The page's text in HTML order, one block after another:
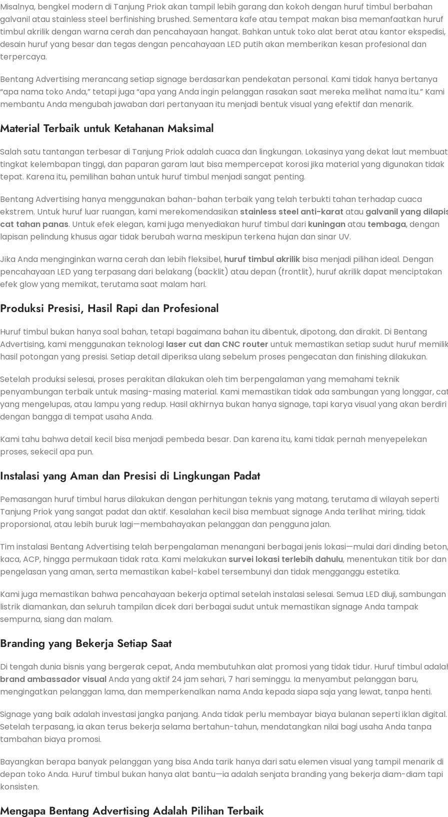
Misalnya, bengkel modern di Tanjung Priok akan tampil lebih garang dan kokoh dengan huruf timbul berbahan
galvanil atau stainless steel berfinishing brushed. Sementara kafe atau tempat makan bisa memanfaatkan huruf
timbul akrilik dengan warna cerah dan pencahayaan hangat. Bahkan untuk toko alat berat atau kantor ekspedisi,
desain huruf yang besar dan tegas dengan pencahayaan LED putih akan memberikan kesan profesional dan
terpercaya.
Bentang Advertising merancang setiap signage berdasarkan pendekatan personal. Kami tidak hanya bertanya
“apa nama toko Anda,” tetapi juga “apa yang Anda ingin pelanggan rasakan saat mereka melihat nama itu.” Kami
membantu Anda mengubah jawaban dari pertanyaan itu menjadi bentuk visual yang efektif dan menarik.
Material Terbaik untuk Ketahanan Maksimal
Salah satu tantangan terbesar di Tanjung Priok adalah cuaca dan lingkungan. Lokasinya yang dekat laut membuat
tingkat kelembapan tinggi, dan paparan garam laut bisa mempercepat korosi jika material yang digunakan tidak
tepat. Karena itu, pemilihan bahan untuk huruf timbul menjadi sangat penting.
Bentang Advertising hanya menggunakan bahan-bahan terbaik yang telah terbukti tahan terhadap cuaca
ekstrem. Untuk huruf luar ruangan, kami merekomendasikan stainless steel anti-karat atau galvanil yang
cat tahan panas. Untuk efek elegan, kami juga menyediakan huruf timbul dari kuninganatau tembaga, dengan
lapisan pelindung khusus agar tidak berubah warna meskipun terkena hujan dan sinar UV.
Jika Anda menginginkan warna cerah dan lebih fleksibel, huruf timbul akrilik bisa menjadi pilihan ideal. Dengan
pencahayaan LED yang terpasang dari belakang (backlit) atau depan (frontlit), huruf akrilik dapat menciptakan
efek glow yang memikat, terutama saat malam hari.
Produksi Presisi, Hasil Rapi dan Profesional
Huruf timbul bukan hanya soal bahan, tetapi bagaimana bahan itu dibentuk, dipotong, dan dirakit. Di Bentang
Advertising, kami menggunakan teknologi laser cut dan CNC router untuk memastikan setiap sudut huruf
hasil potongan yang presisi. Setiap detail diperiksa ulang sebelum proses pengecatan dan finishing dilakukan.
Setelah produksi selesai, proses perakitan dilakukan oleh tim berpengalaman yang memahami teknik
penyambungan terbaik untuk masing-masing material. Kami memastikan tidak ada sambungan yang longgar,
yang mengelupas, atau lampu yang redup. Hasil akhirnya bukan hanya signage, tapi karya visual yang akan berdiri
dengan bangga di tempat usaha Anda.
Kami tahu bahwa detail kecil bisa menjadi pembeda besar. Dan karena itu, kami tidak pernah menyepelekan
proses, sekecil apa pun.
Instalasi yang Aman dan Presisi di Lingkungan Padat
Pemasangan huruf timbul harus dilakukan dengan perhitungan teknis yang matang, terutama di wilayah seperti
Tanjung Priok yang sangat padat dan aktif. Kesalahan kecil bisa membuat signage Anda terlihat miring, tidak
proporsional, atau lebih buruk lagi—membahayakan pelanggan dan pengguna jalan.
Tim instalasi Bentang Advertising telah berpengalaman menangani berbagai jenis lokasi—mulai dari dinding beton,
kaca, ACP, hingga permukaan tidak rata. Kami melakukan survei lokasi terlebih dahulu, menentukan titik bor dan
pengelasan yang aman, serta memastikan kabel-kabel tersembunyi dan tidak mengganggu estetika.
Kami juga memastikan bahwa pencahayaan bekerja optimal setelah instalasi selesai. Semua LED diuji, sambungan
listrik diamankan, dan seluruh tampilan dicek dari berbagai sudut untuk memastikan signage Anda tampak
sempurna, siang dan malam.
Branding yang Bekerja Setiap Saat
Di tengah dunia bisnis yang bergerak cepat, Anda membutuhkan alat promosi yang tidak tidur. Huruf timbul
brand ambassador visualAnda yang aktif 24 jam sehari, 7 hari seminggu. Ia menyambut pelanggan baru,
mengingatkan pelanggan lama, dan memperkenalkan nama Anda kepada siapa saja yang lewat, tanpa henti.
Signage yang baik adalah investasi jangka panjang. Anda tidak perlu membayar biaya bulanan seperti iklan digital.
Setelah terpasang, ia akan terus bekerja selama bertahun-tahun, mendatangkan nilai bagi usaha Anda tanpa
tambahan biaya promosi.
Bayangkan berapa banyak pelanggan yang bisa Anda tarik hanya dari satu elemen visual yang tampil menarik di
depan toko Anda. Huruf timbul bukan hanya alat bantu—ia adalah senjata branding yang bekerja diam-diam tapi
konsisten.
Mengapa Bentang Advertising Adalah Pilihan Terbaik